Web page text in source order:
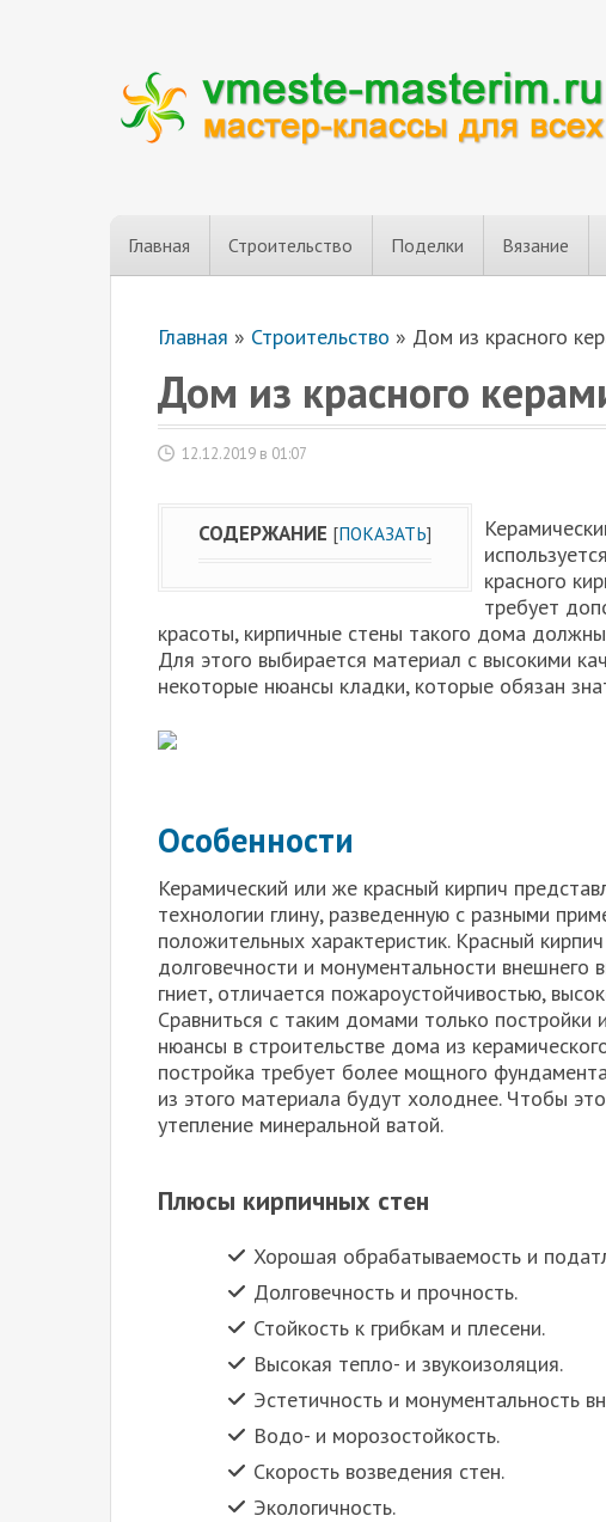
Главная Строительство Поделки Вязание
Главная » Строительство » Дом из красного
Дом из красного
12.12.2019 в 01:07
СОДЕРЖАНИЕ [ПОКАЗАТЬ]
красного
требует
красоты, кирпичные стены такого дома
Для этого выбирается материал с высокими
некоторые нюансы кладки, которые обязан
Особенности
Керамический или же красный кирпич
технологии глину, разведенную с разными
положительных характеристик. Красный
долговечности и монументальности внешнего
гниет, отличается пожароустойчивостью,
Сравниться с таким домами только постройки
нюансы в строительстве дома из
постройка требует более мощного
из этого материала будут холоднее. Чтобы
утепление минеральной ватой.
Плюсы кирпичных стен
Хорошая обрабатываемость и
Долговечность и прочность.
Стойкость к грибкам и плесени.
Высокая тепло- и звукоизоляция.
Эстетичность и монументальность
Водо- и морозостойкость.
Скорость возведения стен.
Экологичность.